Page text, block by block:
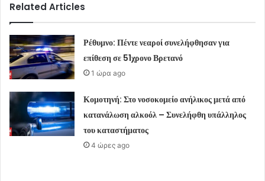
Related Articles
Ρέθυμνο: Πέντε νεαροί συνελήφθησαν για
επίθεση σε 51χρονο Βρετανό
1 ώρα ago
Κομοτηνή: Στο νοσοκομείο ανήλικος μετά από
κατανάλωση αλκοόλ – Συνελήφθη υπάλληλος
του καταστήματος
4 ώρες ago